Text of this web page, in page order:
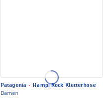
Patagonia · Hampi Rock Kletterhose
Damen